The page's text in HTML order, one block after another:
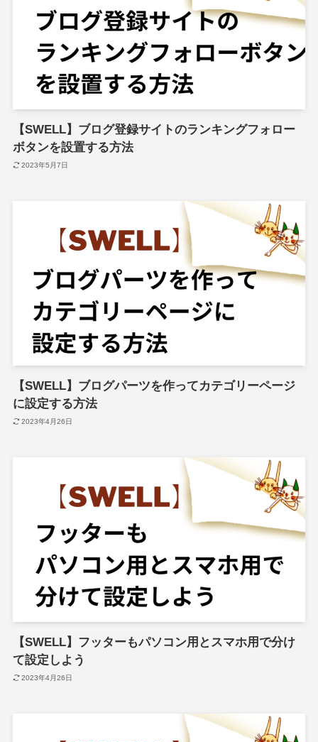
【SWELL】ブログ登録サイトのランキングフォロー
ボタンを設置する方法
2023年5月7日
【SWELL】ブログパーツを作ってカテゴリーページ
に設定する方法
2023年4月26日
【SWELL】フッターもパソコン用とスマホ用で分け
て設定しよう
2023年4月26日